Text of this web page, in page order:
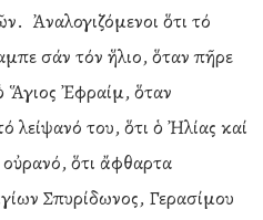
Ἀναλογιζόμενοι ὅτι τό
σάν τόν ἥλιο, ὅταν πῆρε
Ἅγιος Ἐφραίμ, ὅταν
λείψανό του, ὅτι ὁ Ἠλίας καί
ὅτι ἄφθαρτα
Σπυρίδωνος, Γερασίμου